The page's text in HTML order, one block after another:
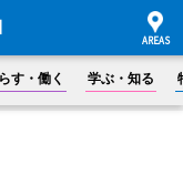
す・働く 学ぶ・知る